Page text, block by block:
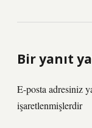
Bir yanıt
E-posta adresiniz
işaretlenmişlerdir